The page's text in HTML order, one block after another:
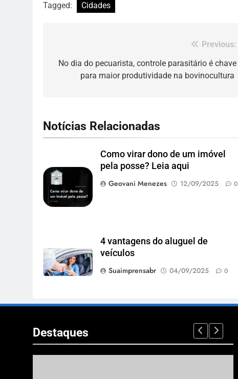
Tagged: Cidades
de
Previous:
No dia do pecuarista, controle parasitário é chave
para maior produtividade na bovinocultura
Notícias Relacionadas
Como virar dono de um imóvel
pela posse? Leia aqui
Geovani Menezes
12/09/2025 0
4 vantagens do aluguel de
veículos
Suaimprensabr
04/09/2025 0
Destaques